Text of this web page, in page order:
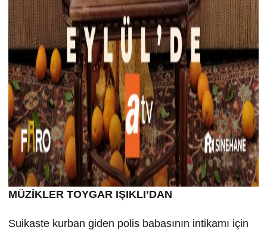
MÜZİKLER TOYGAR IŞIKLI’DAN
Suikaste kurban giden polis babasının intikamı için